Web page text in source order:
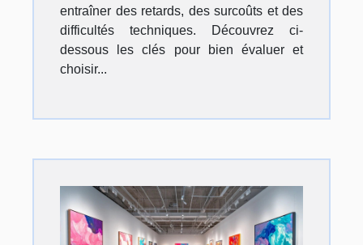
entraîner des retards, des surcoûts et des
difficultés techniques. Découvrez ci-
dessous les clés pour bien évaluer et
choisir...